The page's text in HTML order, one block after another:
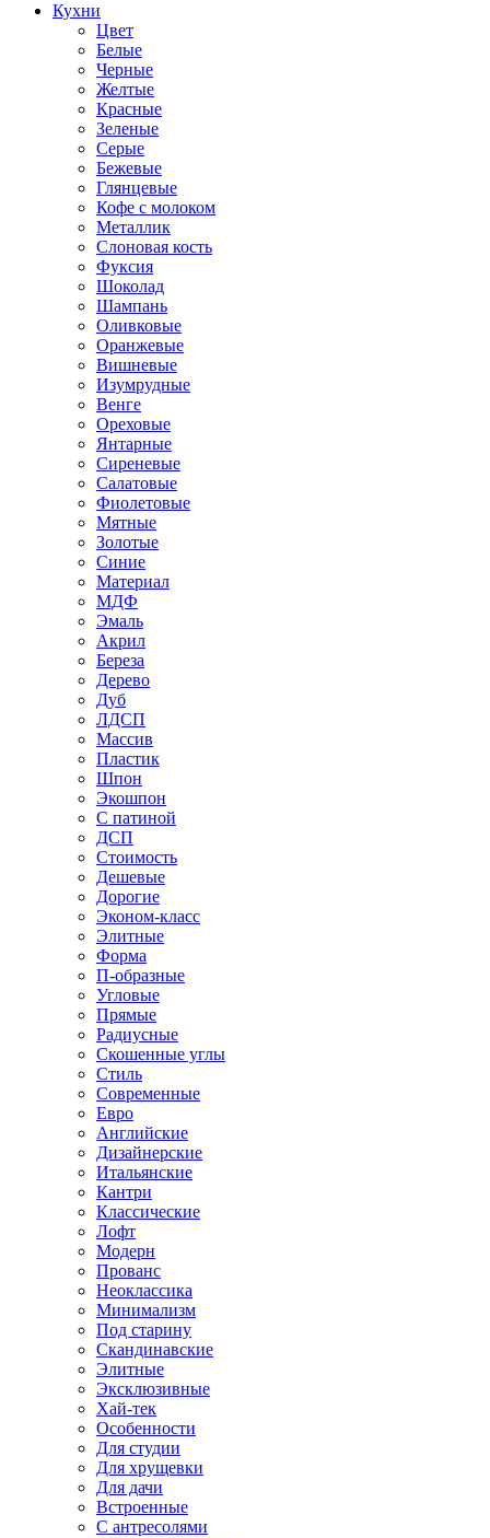
Кухни
Цвет
Белые
Черные
Желтые
Красные
Зеленые
Серые
Бежевые
Глянцевые
Кофе с молоком
Металлик
Слоновая кость
Фуксия
Шоколад
Шампань
Оливковые
Оранжевые
Вишневые
Изумрудные
Венге
Ореховые
Янтарные
Сиреневые
Салатовые
Фиолетовые
Мятные
Золотые
Синие
Материал
МДФ
Эмаль
Акрил
Береза
Дерево
Дуб
ЛДСП
Массив
Пластик
Шпон
Экошпон
С патиной
ДСП
Стоимость
Дешевые
Дорогие
Эконом-класс
Элитные
Форма
П-образные
Угловые
Прямые
Радиусные
Скошенные углы
Стиль
Современные
Евро
Английские
Дизайнерские
Итальянские
Кантри
Классические
Лофт
Модерн
Прованс
Неоклассика
Минимализм
Под старину
Скандинавские
Элитные
Эксклюзивные
Хай-тек
Особенности
Для студии
Для хрущевки
Для дачи
Встроенные
С антресолями